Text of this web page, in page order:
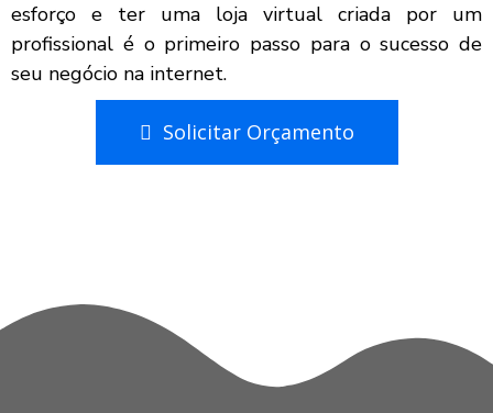
esforço e ter uma loja virtual criada por um
profissional é o primeiro passo para o sucesso de
seu negócio na internet.
Solicitar Orçamento